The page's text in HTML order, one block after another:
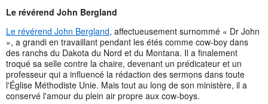
Le révérend John Bergland
Le révérend John Bergland, affectueusement surnommé « Dr John
», a grandi en travaillant pendant les étés comme cow-boy dans
des ranchs du Dakota du Nord et du Montana. Il a finalement
troqué sa selle contre la chaire, devenant un prédicateur et un
professeur qui a influencé la rédaction des sermons dans toute
l'Église Méthodiste Unie. Mais tout au long de son ministère, il a
conservé l'amour du plein air propre aux cow-boys.